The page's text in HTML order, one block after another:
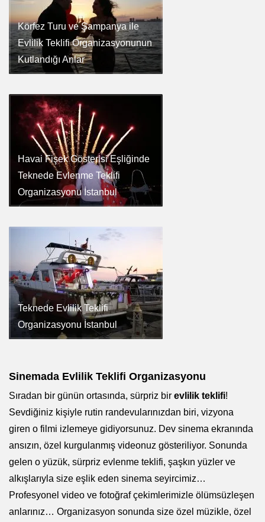
Körfez Turu ve Şampanya ile
Evlilik Teklifi Organizasyonunun
Kutlandığı Anlar
Havai Fişek Gösterisi Eşliğinde
Teknede Evlenme Teklifi
Organizasyonu İstanbul
Teknede Evlilik Teklifi
Organizasyonu İstanbul
Sinemada Evlilik Teklifi Organizasyonu
Sıradan bir günün ortasında, sürpriz bir evlilik teklifi!
Sevdiğiniz kişiyle rutin randevularınızdan biri, vizyona
giren o filmi izlemeye gidiyorsunuz. Dev sinema ekranında
ansızın, özel kurgulanmış videonuz gösteriliyor. Sonunda
gelen o yüzük, sürpriz evlenme teklifi, şaşkın yüzler ve
alkışlarıyla size eşlik eden sinema seyircimiz…
Profesyonel video ve fotoğraf çekimlerimizle ölümsüzleşen
anlarınız… Organizasyon sonunda size özel müzikle, özel